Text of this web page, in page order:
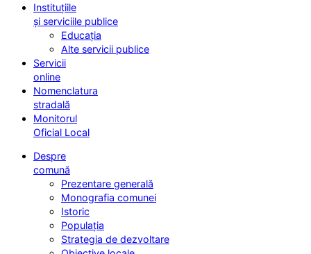
Instituțiile
și serviciile publice
Educația
Alte servicii publice
Servicii
online
Nomenclatura
stradală
Monitorul
Oficial Local
Despre
comună
Prezentare generală
Monografia comunei
Istoric
Populația
Strategia de dezvoltare